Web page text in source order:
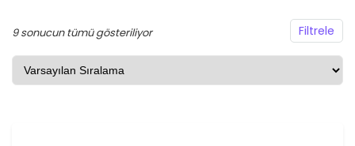
Filtrele
9 sonucun tümü gösteriliyor